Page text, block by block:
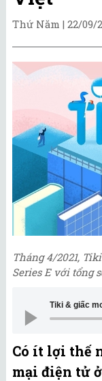
Thứ Năm | 22/09/
Tháng 4/2021,
Series E với tổng
Tiki & giấc
Có ít lợi thế
mại điện tử